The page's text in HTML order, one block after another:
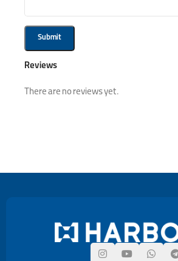
Reviews
There are no reviews yet.